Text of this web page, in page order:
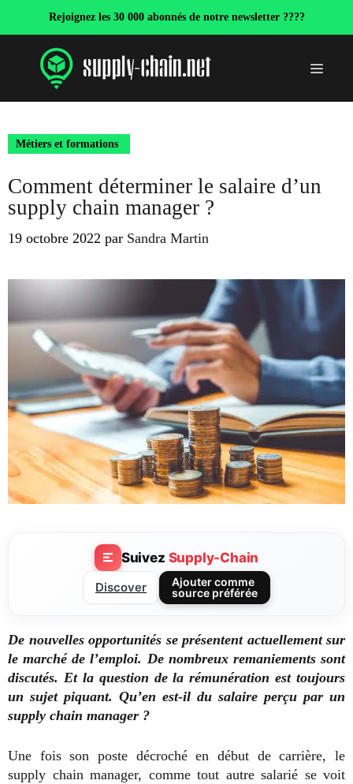
Rejoignez les 30 000 abonnés de notre newsletter ????
Menu
Métiers et formations
Comment déterminer le salaire d’un
supply chain manager ?
19 octobre 2022 par Sandra Martin
Suivez Supply-Chain
Discover
Ajouter comme
source préférée
De nouvelles opportunités se présentent actuellement sur
le marché de l’emploi. De nombreux remaniements sont
discutés. Et la question de la rémunération est toujours
un sujet piquant. Qu’en est-il du salaire perçu par un
supply chain manager ?
Une fois son poste décroché en début de carrière, le
supply chain manager, comme tout autre salarié se voit